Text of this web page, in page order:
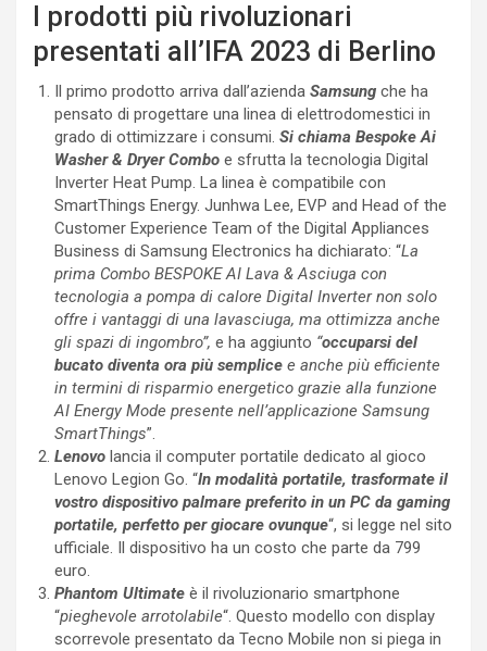
I prodotti più rivoluzionari
presentati all’IFA 2023 di Berlino
Il primo prodotto arriva dall’azienda Samsung che ha
pensato di progettare una linea di elettrodomestici in
grado di ottimizzare i consumi. Si chiama Bespoke Ai
Washer & Dryer Combo e sfrutta la tecnologia Digital
Inverter Heat Pump. La linea è compatibile con
SmartThings Energy. Junhwa Lee, EVP and Head of the
Customer Experience Team of the Digital Appliances
Business di Samsung Electronics ha dichiarato: “La
prima Combo BESPOKE AI Lava & Asciuga con
tecnologia a pompa di calore Digital Inverter non solo
offre i vantaggi di una lavasciuga, ma ottimizza anche
gli spazi di ingombro”, e ha aggiunto “occuparsi del
bucato diventa ora più semplice e anche più efficiente
in termini di risparmio energetico grazie alla funzione
AI Energy Mode presente nell’applicazione Samsung
SmartThings”.
Lenovo lancia il computer portatile dedicato al gioco
Lenovo Legion Go. “In modalità portatile, trasformate il
vostro dispositivo palmare preferito in un PC da gaming
portatile, perfetto per giocare ovunque“, si legge nel sito
ufficiale. Il dispositivo ha un costo che parte da 799
euro.
Phantom Ultimate è il rivoluzionario smartphone
“pieghevole arrotolabile“. Questo modello con display
scorrevole presentato da Tecno Mobile non si piega in